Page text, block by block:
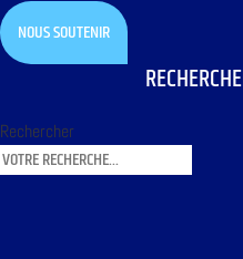
NOUS SOUTENIR
Rechercher